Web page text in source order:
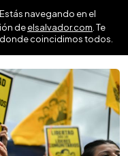
navegando en el
deelsalvador.com . Te
coincidimos todos.